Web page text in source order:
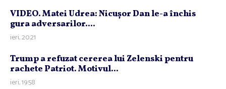
VIDEO. Matei Udrea: Nicuşor Dan le-a închis
gura adversarilor....
ieri, 20:21
Trump a refuzat cererea lui Zelenski pentru
rachete Patriot. Motivul...
ieri, 19:58